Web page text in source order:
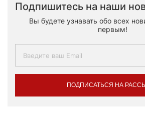
Подпишитесь на наши
Вы будете узнавать обо всех
первым!
ПОДПИСАТЬСЯ НА